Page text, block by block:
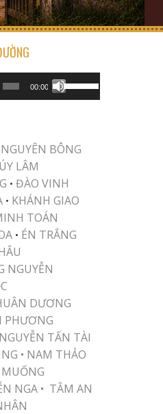
00:00
USE UP/DOWN ARROW KEYS TO INCREASE OR DECREASE VOLUME.
NGUYÊN BÔNG
LÂM
•ĐÀO VINH
• KHÁNH GIAO
TOÁN
• ÉN TRẮNG
NGUYỄN
DƯƠNG
PHƯƠNG
NGUYỄN TẤN TÀI
• NAM THẢO
NGA • TÂM AN